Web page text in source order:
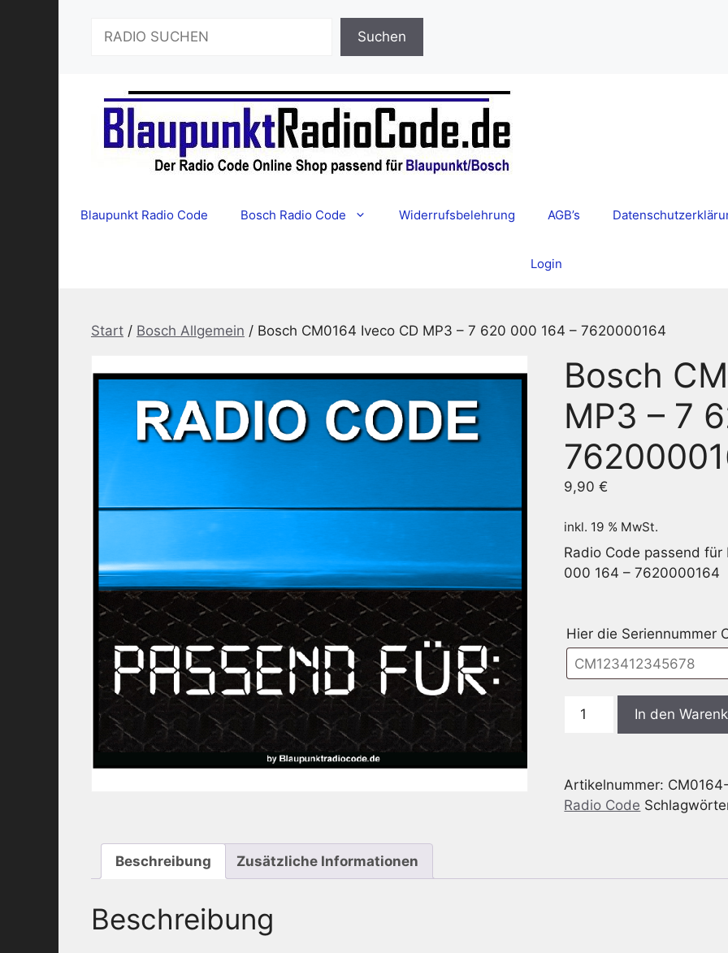
Suchen
Blaupunkt Radio Code Bosch Radio Code Widerrufsbelehrung AGB’s
Login
Start / Bosch Allgemein / Bosch CM0164 Iveco CD MP3 – 7 620 000 164 – 7620000164
Bosch
MP3 – 7
9,90€
inkl. 19 % MwSt.
Radio Code passend für
000 164 – 7620000164
Hier die Seriennummer
Bosch
MP3
-
In den
Artikelnummer:
Radio Code
Beschreibung Zusätzliche Informationen
Beschreibung